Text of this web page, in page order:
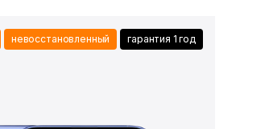
невосстановленный гарантия 1 год